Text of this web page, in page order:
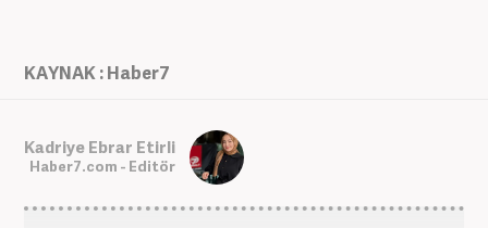
KAYNAK : Haber7
Kadriye Ebrar Etirli
Haber7.com - Editör